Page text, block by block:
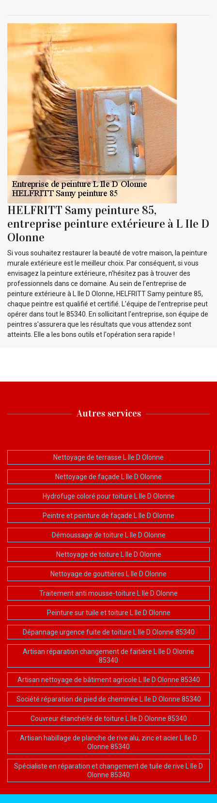
HELFRITT Samy peinture 85,
entreprise peinture extérieure à L Ile D
Olonne
Si vous souhaitez restaurer la beauté de votre maison, la peinture
murale extérieure est le meilleur choix. Par conséquent, si vous
envisagez la peinture extérieure, n'hésitez pas à trouver des
professionnels dans ce domaine. Au sein de l’entreprise de
peinture extérieure à L Ile D Olonne, HELFRITT Samy peinture 85,
chaque peintre est qualifié et certifié. L'équipe de l’entreprise peut
opérer dans tout le 85340. En sollicitant l'entreprise, son équipe de
peintres s'assurera que les résultats que vous attendez sont
atteints. Elle a les bons outils et l'opération sera rapide !
Autres services
Nettoyage de terrasse L Ile D Olonne
Nettoyage de façade L Ile D Olonne
Hydrofuge coloré pour toiture L Ile D Olonne
Peintre et peinture de façade L Ile D Olonne
Démoussage de toiture L Ile D Olonne
Nettoyage de toiture L Ile D Olonne
Nettoyage de gouttières L Ile D Olonne
Traitement anti mousse-toiture L Ile D Olonne
Peinture sur tuile et toiture L Ile D Olonne
Dépannage urgence fuite de toiture L Ile D Olonne 85340
Artisan réparation changement de faitière L Ile D Olonne
85340
Artisan nettoyage de bâtiment agricole L Ile D Olonne 85340
Société réparation de pied de cheminée L Ile D Olonne 85340
Couvreur étanchéité de toiture L Ile D Olonne 85340
Artisan habillage de planche de rive alu, zinc et acier L Ile D
Olonne 85340
Spécialiste en réparation et changement de tuile de rive L Ile D
Olonne 85340